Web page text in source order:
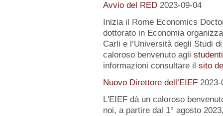
Avvio del RED 2023-09-04
Inizia il Rome Economics
dottorato in Economia
Carli e l’Università degli Studi
caloroso benvenuto agli
informazioni consultare il sito
Nuovo Direttore dell’EIEF 2023-
L'EIEF dà un caloroso
noi, a partire dal 1° agosto